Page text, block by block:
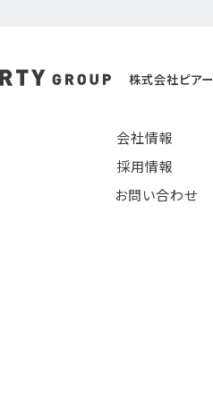
株式会社ピア
会社情報
採用情報
お問い合わせ